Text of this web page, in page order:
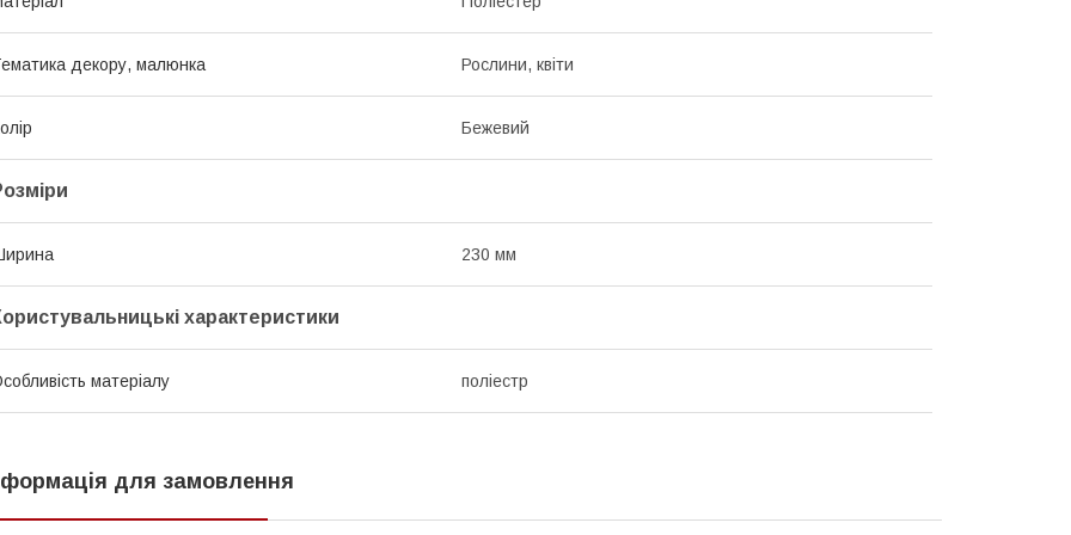
декору, малюнка Рослини, квіти
Бежевий
230 мм
характеристики
матеріалу поліестр
для замовлення